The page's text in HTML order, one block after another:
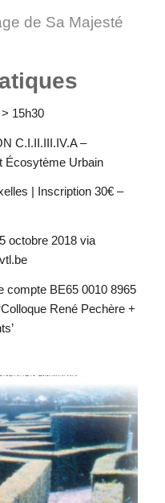
de Sa Majesté
15h30
C.I.II.III.IV.A –
Écosytème Urbain
| Inscription 30€ –
octobre 2018 via
compte BE65 0010 8965
René Pechère +